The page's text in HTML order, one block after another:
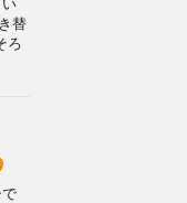
替
ろ